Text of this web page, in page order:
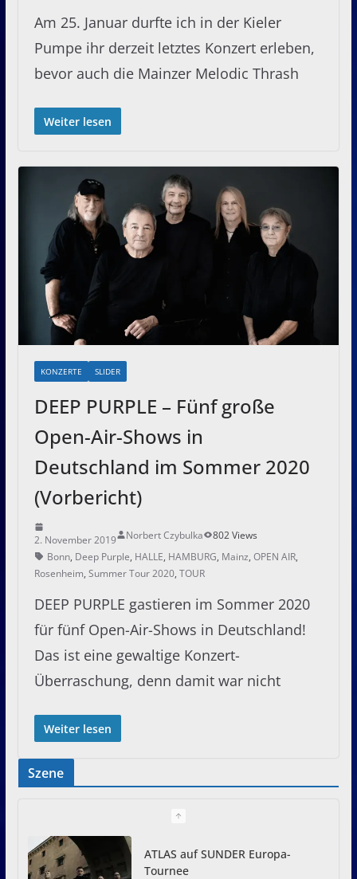
Am 25. Januar durfte ich in der Kieler
Pumpe ihr derzeit letztes Konzert erleben,
bevor auch die Mainzer Melodic Thrash
Weiter lesen
KONZERTE SLIDER
DEEP PURPLE – Fünf große
Open-Air-Shows in
Deutschland im Sommer 2020
(Vorbericht)
2. November 2019 Norbert Czybulka
802 Views
Bonn, Deep Purple, HALLE, HAMBURG, Mainz, OPEN AIR,
Rosenheim, Summer Tour 2020, TOUR
DEEP PURPLE gastieren im Sommer 2020
für fünf Open-Air-Shows in Deutschland!
Das ist eine gewaltige Konzert-
Überraschung, denn damit war nicht
Weiter lesen
Szene
ATLAS auf SUNDER Europa-
Tournee